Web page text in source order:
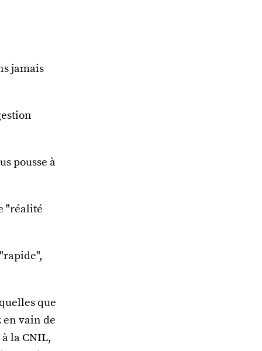
jamais
pousse à
"réalité
que
en vain de
la CNIL,